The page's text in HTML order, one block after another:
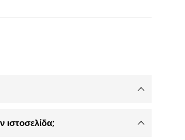
ιστοσελίδα;